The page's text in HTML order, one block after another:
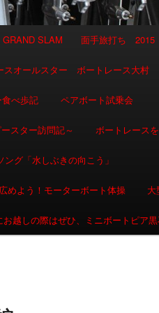
GRAND SLAM 面手旅打ち 2015
オールスター ボートレース大村
べ歩記 ペアボート試乗会
スター訪問記～ ボートレース
グ「水しぶきの向こう」
めよう！モーターボート体操
お越しの際はぜひ、ミニボートピア